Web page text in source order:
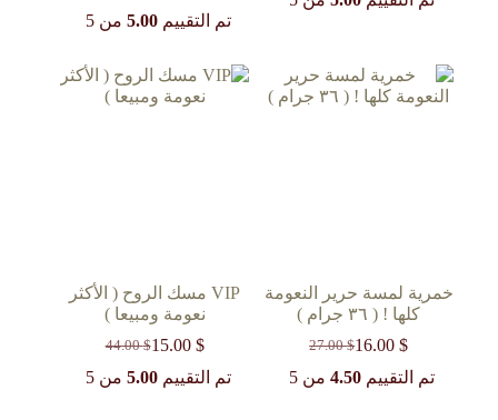
الأصلي
الحاليتم التقييم5.00 من 5
خمرية لمسة حرير النعومة
كلها ! ( ٣٦ جرام )
27.00$
السعر
الأصلي
16.00$
السعر
الحالي تم التقييم 4.50من 5
VIP مسك الروح ( الأكثر
نعومة ومبيعا )
44.00$
السعر
الأصلي
15.00 $
السعر
الحاليتم التقييم5.00 من 5